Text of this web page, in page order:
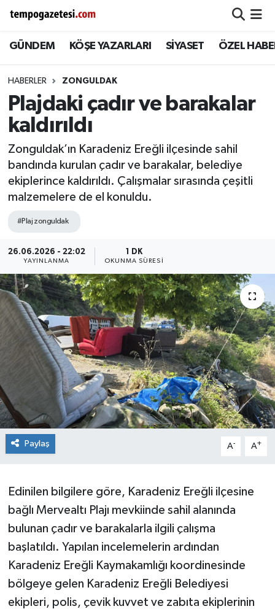
GÜNDEM KÖŞE YAZARLARI SİYASET ÖZEL
HABERLER ZONGULDAK
Plajdaki çadır ve barakalar
kaldırıldı
Zonguldak’ın Karadeniz Ereğli ilçesinde sahil
bandında kurulan çadır ve barakalar, belediye
ekiplerince kaldırıldı. Çalışmalar sırasında çeşitli
malzemelere de el konuldu.
#Plaj zonguldak
26.06.2026 - 22:02
YAYINLANMA
1 DK
OKUNMA SÜRESI
Paylaş A- A+
Edinilen bilgilere göre, Karadeniz Ereğli ilçesine
bağlı Mervealtı Plajı mevkiinde sahil alanında
bulunan çadır ve barakalarla ilgili çalışma
başlatıldı. Yapılan incelemelerin ardından
Karadeniz Ereğli Kaymakamlığı koordinesinde
bölgeye gelen Karadeniz Ereğli Belediyesi
ekipleri, polis, çevik kuvvet ve zabıta ekiplerinin
Alaplı
Çaycuma
Devrek
Gökçebey
GÜNDEM
Kozlu
Siyaset
SPOR
YAŞAM
Zonguldak
Zonguldak Nöbetçi Eczaneler
Zonguldak Hava Durumu
Zonguldak Namaz Vakitleri
Süper Lig Puan Durumu ve Fikstür
Tüm Manşetler
Haber Arşivi